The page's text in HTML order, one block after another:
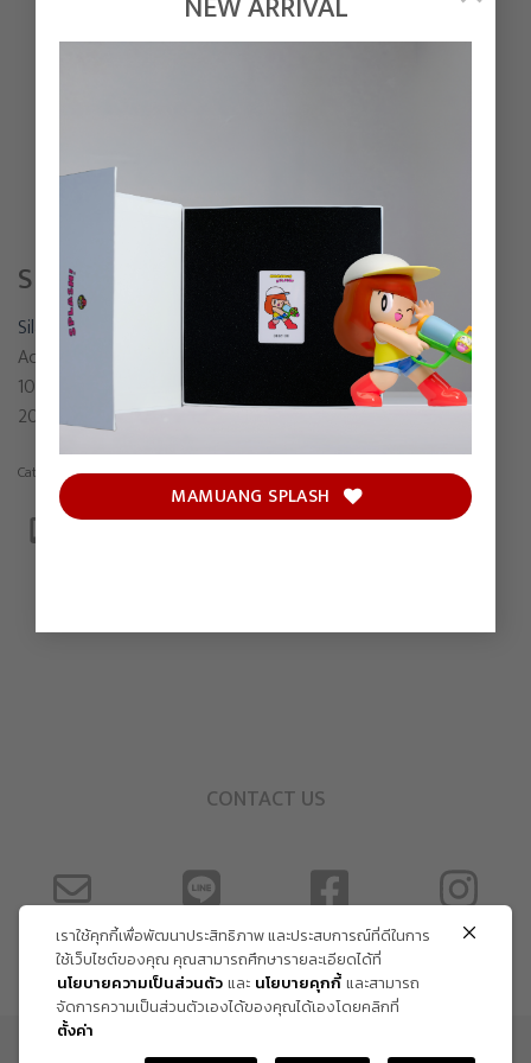
MAMUANG SPLASH
SIGHTSEEING NOIR
Silawit Poolsawat
Acrylic on linen
100 x 120 cm
2022
Category:Painting
CONTACT US
ข้อกำหนด และเงื่อนไข
เราใช้คุกกี้เพื่อพัฒนาประสิทธิภาพ และประสบการณ์ที่ดีในการ
ใช้เว็บไซต์ของคุณ คุณสามารถศึกษารายละเอียดได้ที่
นโยบายความเป็นส่วนตัวและ นโยบายคุกกี้และสามารถ
จัดการความเป็นส่วนตัวเองได้ของคุณได้เองโดยคลิกที่
ตั้งค่า